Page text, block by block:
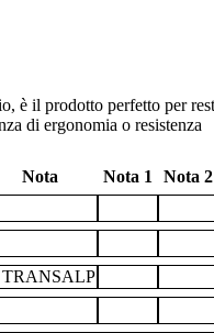
il prodotto perfetto per
di ergonomia o resistenza
Nota Nota 1 Nota 2